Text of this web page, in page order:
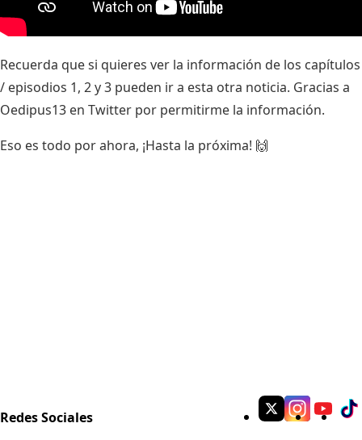
Recuerda que si quieres ver la información de los capítulos
/ episodios 1, 2 y 3 pueden ir a esta otra noticia. Gracias a
Oedipus13 en Twitter por permitirme la información.
Eso es todo por ahora, ¡Hasta la próxima! 🙌
Redes Sociales